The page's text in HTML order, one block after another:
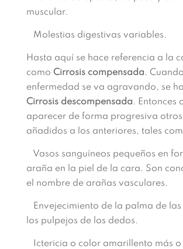
muscular.
Molestias digestivas variables.
Hasta aquí se hace referencia a la
como Cirrosis compensada.
enfermedad se va agravando, se
Cirrosis descompensada. Entonces
aparecer de forma progresiva otros
añadidos a los anteriores, tales
Vasos sanguíneos pequeños en
araña en la piel de la cara. Son
el nombre de arañas vasculares.
Envejecimiento de la palma de las
los pulpejos de los dedos.
Ictericia o color amarillento más o